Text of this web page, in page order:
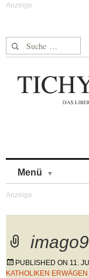
Suche nach:
Menü
PUBLISHED ON 11.
KATHOLIKEN